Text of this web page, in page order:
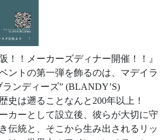
！！メーカーズディナー開催！！』
ントの第一弾を飾るのは、マデイラ
ンディーズ” (BLANDY’S)
史は遡ることなんと200年以上！
カーとして設立後、彼らが大切に守
伝統と、そこから生み出されるリッ